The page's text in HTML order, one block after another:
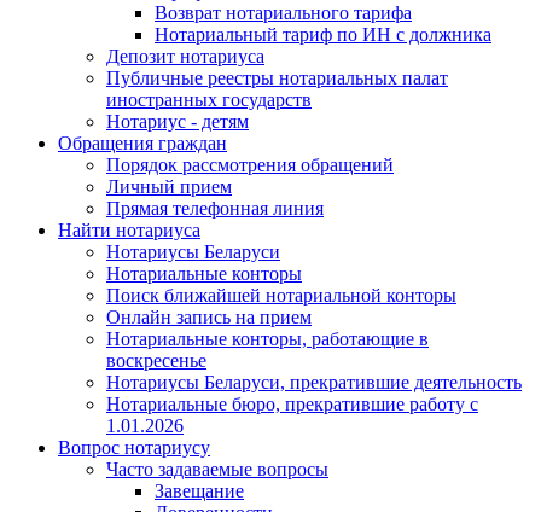
Возврат нотариального тарифа
Нотариальный тариф по ИН с должника
Депозит нотариуса
Публичные реестры нотариальных палат
иностранных государств
Нотариус - детям
Обращения граждан
Порядок рассмотрения обращений
Личный прием
Прямая телефонная линия
Найти нотариуса
Нотариусы Беларуси
Нотариальные конторы
Поиск ближайшей нотариальной конторы
Онлайн запись на прием
Нотариальные конторы, работающие в
воскресенье
Нотариусы Беларуси, прекратившие деятельность
Нотариальные бюро, прекратившие работу с
1.01.2026
Вопрос нотариусу
Часто задаваемые вопросы
Завещание